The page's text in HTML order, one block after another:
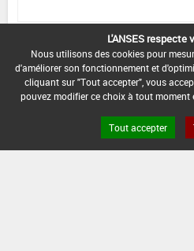
L'ANSES respecte
Nous utilisons des cookies pour
d'améliorer son fonctionnement et
cliquant sur "Tout accepter", vous
pouvez modifier ce choix à tout moment
Tout accepter